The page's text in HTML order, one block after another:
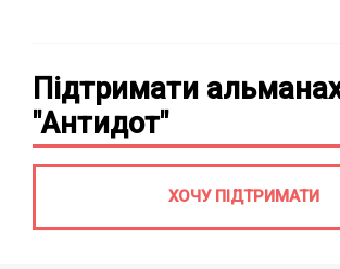
Підтримати
"Антидот"
ХОЧУ ПІДТРИМАТИ